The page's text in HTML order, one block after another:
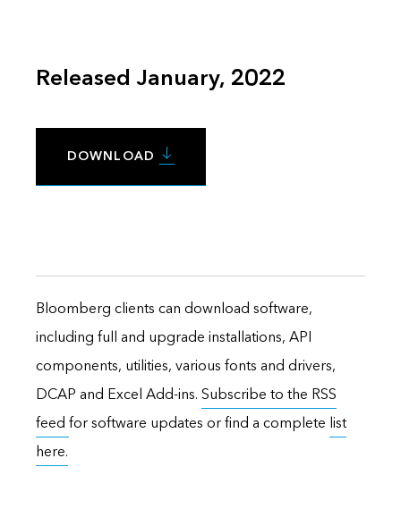
Released January, 2022
DOWNLOAD
Bloomberg clients can download software,
including full and upgrade installations, API
components, utilities, various fonts and drivers,
DCAP and Excel Add-ins. Subscribe to the RSS
feed for software updates or find a complete list
here.